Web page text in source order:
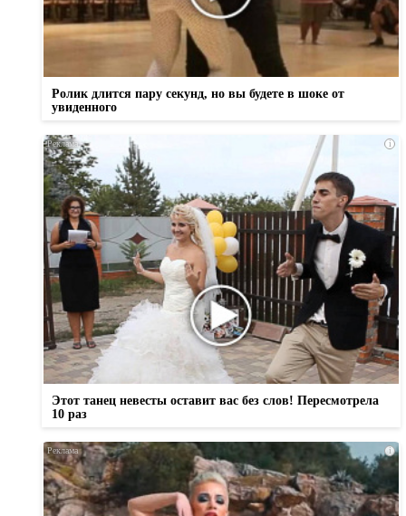
Ролик длится пару секунд, но вы будете в шоке от
увиденного
i
Этот танец невесты оставит вас без слов! Пересмотрела
10 раз
i